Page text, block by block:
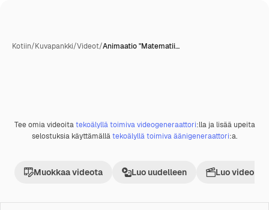
Kotiin/Kuvapankki/Videot/Animaatio "Matematii…
PremiumTekoälyn luoma
Tee omia videoitatekoälyllä toimiva videogeneraattori:lla ja lisää upeita
selostuksia käyttämällätekoälyllä toimiva äänigeneraattori:a.
Muokkaa videota Luo uudelleen Luo